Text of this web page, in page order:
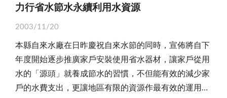
認為，政府的施政及作為，都應該以維護人民最高的權
益為著眼，如果時至今日，還要人民不斷的陳情、抗議
等途徑，才能換來應有的尊嚴及權益，人民將會如何看
待，政府部門實應加以深思！
殊，自古以來，金廈本一體，雖因軍事對峙隔絕五十
年，如今，兩岸關係和緩，金門已走過「戰爭封島」靠
日金門縣政府所禮聘的縣政顧問，係金門培植出來的人
才，英明的領導者一項決策，就可能影響後代的子子孫
人才賺錢，大家不要只想用金門這地方賺錢，更應該用
人才到外面賺錢回金門故鄉，所以台大教授何國傑曾建
議：規劃金門社區大學，朝向職業訓練、高科技人才方
面發展，讓學生學有一技之長。 三、金門定位，爭
的處罰，如涉有刑責絕不寬貸。警方調查也指出，這位
無販售金門高粱酒作搪塞，並稱金門特產店假酒充斥，
因而帶廖姓觀光客到「統領金酒廣場」購買道地的金門
高粱酒，結果卻是一個騙局。在今年八月間，地區聯合
菸酒查緝小組執行「淨酒專案」時，就曾查獲商家有外
姓祈求無憂無慮，自由自在，快快樂樂生活環境，傾聽
行重新開幕儀式，一時冠蓋雲集，場面隆重熱鬧，堪稱
是為金門的大事，現場充滿著感恩與讚佩氣氛。莒光樓
的擘畫興建，有其令人永難忘懷之歷史背景與時代淵
源，不惟外觀設計雄偉，更象徵金門具有不怕死、不畏
力行省水節水永續利用水資源
2003/11/20
本縣自來水廠在日昨慶祝自來水節的同時，宣佈將自下
年度開始逐步推廣家戶安裝使用省水器材，讓家戶從用
水的「源頭」就養成節水的習慣，不但能有效的減少家
戶的水費支出，更讓地區有限的資源作最有效的運用，